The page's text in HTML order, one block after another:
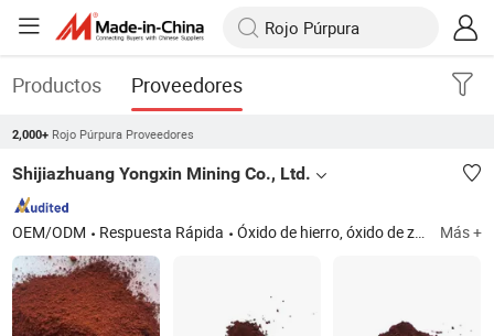
Productos Proveedores
2,000+ Rojo Púrpura Proveedores
Shijiazhuang Yongxin Mining Co., Ltd.
OEM/ODM Respuesta Rápida Óxido de hierro, óxido de zinc, dióxido de titanio, carbonato de calcio, caolín, HPMC, PAM, bentonita, litopona, 6PPD Más +